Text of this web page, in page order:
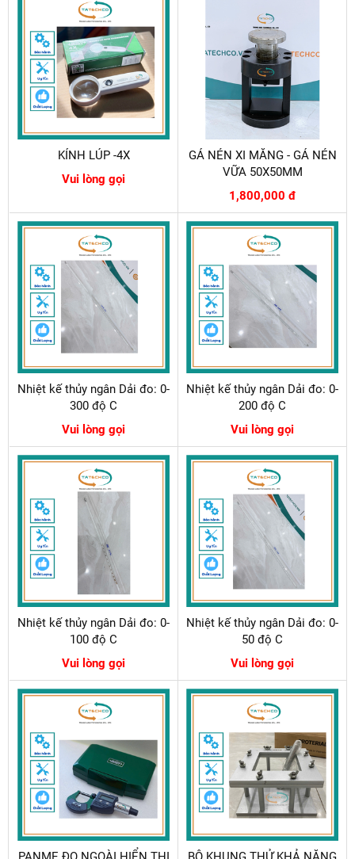
KÍNH LÚP -4X
Vui lòng gọi
GÁ NÉN XI MĂNG - GÁ NÉN
VỮA 50X50MM
1,800,000 đ
Nhiệt kế thủy ngân Dải đo: 0-
300 độ C
Vui lòng gọi
Nhiệt kế thủy ngân Dải đo: 0-
200 độ C
Vui lòng gọi
Nhiệt kế thủy ngân Dải đo: 0-
100 độ C
Vui lòng gọi
Nhiệt kế thủy ngân Dải đo: 0-
50 độ C
Vui lòng gọi